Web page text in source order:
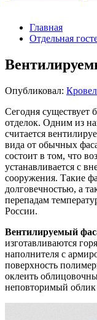
Главная
Отдельная
Опубликовал:
Сегодня существует
отделок. Одним из
считается
вида от обычных
состоит в том, что
устанавливается с
сооружения. Такие
долговечностью, а
перепадам
России.
Вентилируемый
изготавливаются
наполнителя с
поверхность
оклеить
неповторимый